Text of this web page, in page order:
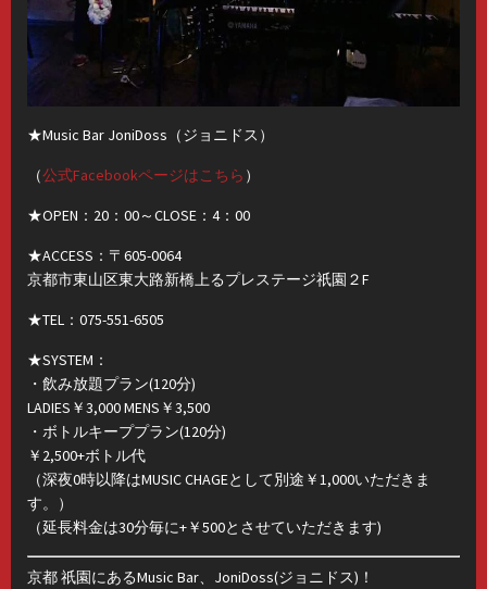
★Music Bar JoniDoss（ジョニドス）
（公式Facebookページはこちら ）
★OPEN：20：00～CLOSE：4：00
★ACCESS：〒605-0064
京都市東山区東大路新橋上るプレステージ祇園２F
★TEL：075-551-6505
★SYSTEM：
・飲み放題プラン(120分)
LADIES￥3,000 MENS￥3,500
・ボトルキーププラン(120分)
￥2,500+ボトル代
（深夜0時以降はMUSIC CHAGEとして別途￥1,000いただきま
す。）
（延長料金は30分毎に+￥500とさせていただきます)
京都 祇園にあるMusic Bar、JoniDoss(ジョニドス)！